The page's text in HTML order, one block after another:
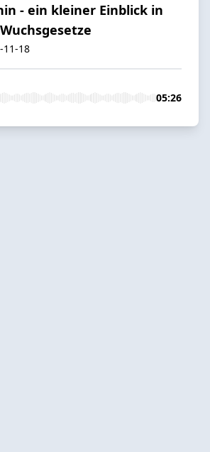
- ein kleiner Einblick in
11-18
05:26